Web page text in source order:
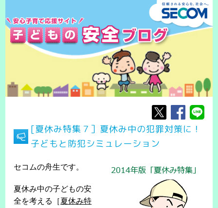
[夏休み特集７］夏休み中の犯罪対策に！
子どもと防犯シミュレーション
セコムの舟生です。
夏休み中の子どもの安
全を考える［夏休み特